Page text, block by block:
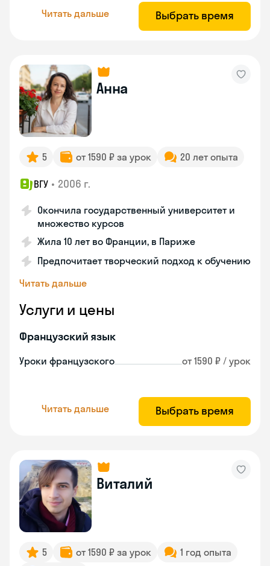
Читать дальше Выбрать время
Анна
5 от 1590 ₽ за урок 20 лет опыта
ВГУ • 2006 г.
Окончила государственный университет и
множество курсов
Жила 10 лет во Франции, в Париже
Предпочитает творческий подход к обучению
Читать дальше
Услуги и цены
Французский язык
Уроки французского от 1590 ₽ / урок
Читать дальше Выбрать время
Виталий
5 от 1590 ₽ за урок
1 год опыта